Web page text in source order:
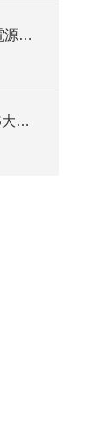
TEN40-4831,TEN40-4832電源模塊-西安浩南電子科技
ES2000F、ES2000S大電流ABB傳感器-西安浩南電子科技有限公司